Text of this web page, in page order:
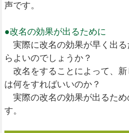
声です。
●改名の効果が出るために
実際に改名の効果が早く出る
らよいのでしょうか？
改名をすることによって、新
は何をすればいいのか？
実際の改名の効果が出るため
す。